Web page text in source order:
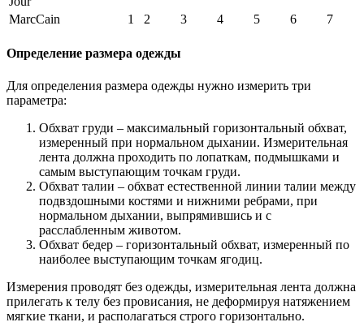
MarcCain
1 2 3 4 5 6 7
Определение размера одежды
Для определения размера одежды нужно измерить три
параметра:
Обхват груди – максимальный горизонтальный обхват,
измеренный при нормальном дыхании. Измерительная
лента должна проходить по лопаткам, подмышками и
самым выступающим точкам груди.
Обхват талии – обхват естественной линии талии между
подвздошными костями и нижними ребрами, при
нормальном дыхании, выпрямившись и с
расслабленным животом.
Обхват бедер – горизонтальный обхват, измеренный по
наиболее выступающим точкам ягодиц.
Измерения проводят без одежды, измерительная лента должна
прилегать к телу без провисания, не деформируя натяжением
мягкие ткани, и располагаться строго горизонтально.